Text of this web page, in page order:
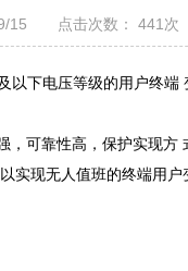
9/15 点击次数： 441
以下电压等级的用户终端
，可靠性高，保护实现方
实现无人值班的终端用户